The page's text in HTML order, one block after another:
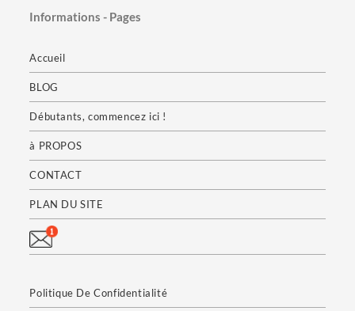
Informations - Pages
Accueil
BLOG
Débutants, commencez ici !
à PROPOS
CONTACT
PLAN DU SITE
Politique De Confidentialité